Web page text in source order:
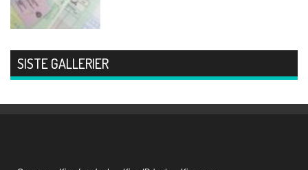
SISTE GALLERIER